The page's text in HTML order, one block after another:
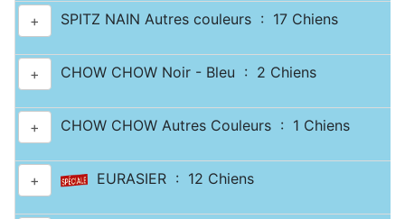
+ SPITZ NAIN Autres couleurs : 17 Chiens
+ CHOW CHOW Noir - Bleu : 2 Chiens
+ CHOW CHOW Autres Couleurs : 1 Chiens
+ EURASIER : 12 Chiens